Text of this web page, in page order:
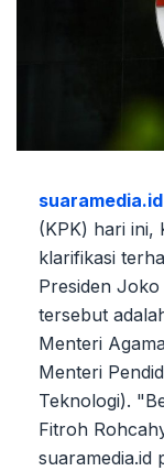
suaramedia.id
(KPK) hari ini,
klarifikasi
Presiden
tersebut
Menteri
Menteri
Teknologi).
Fitroh
suaramedia.id